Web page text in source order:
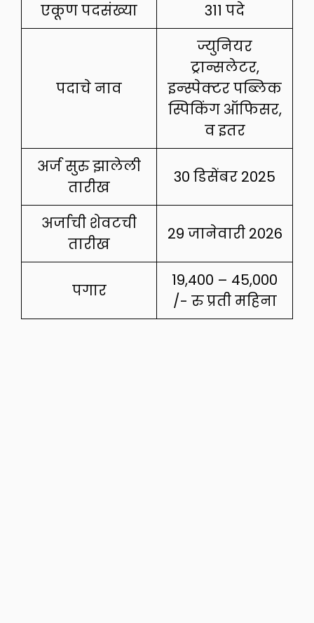
एकूण पदसंख्या
311 पदे
पदाचे नाव
ज्युनियर
ट्रान्सलेटर,
इन्स्पेक्टर पब्लिक
स्पिकिंग ऑफिसर,
व इतर
अर्ज सुरु झालेली
तारीख
30 डिसेंबर 2025
अर्जाची शेवटची
तारीख
29 जानेवारी 2026
पगार
19,400 – 45,000
/- रु प्रती महिना